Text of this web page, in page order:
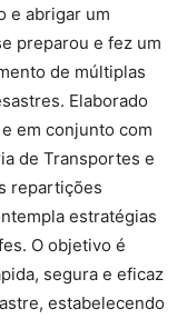
e abrigar um
preparou e fez um
de múltiplas
Elaborado
em conjunto com
de Transportes e
repartições
estratégias
O objetivo é
segura e eficaz
estabelecendo